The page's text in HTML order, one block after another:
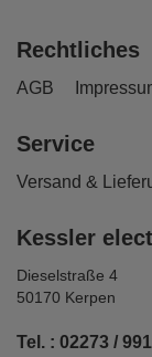
Rechtliches
AGB
Service
Versand &
Kessler
Dieselstraße 4
50170 Kerpen
Tel. : 02273 /